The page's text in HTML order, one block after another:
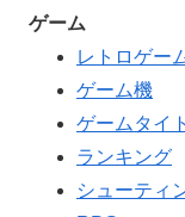
ゲーム
レトロゲー
ゲーム機
ゲームタイ
ランキング
シューティ